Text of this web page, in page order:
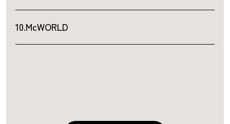
10.McWORLD